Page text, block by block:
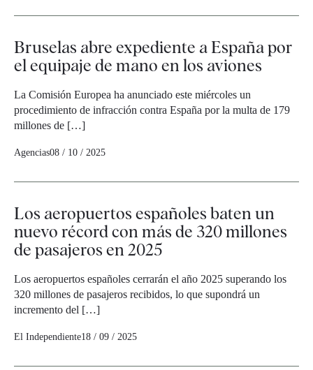
Bruselas abre expediente a España por
el equipaje de mano en los aviones
La Comisión Europea ha anunciado este miércoles un
procedimiento de infracción contra España por la multa de 179
millones de […]
Agencias08 / 10 / 2025
Los aeropuertos españoles baten un
nuevo récord con más de 320 millones
de pasajeros en 2025
Los aeropuertos españoles cerrarán el año 2025 superando los
320 millones de pasajeros recibidos, lo que supondrá un
incremento del […]
El Independiente18 / 09 / 2025